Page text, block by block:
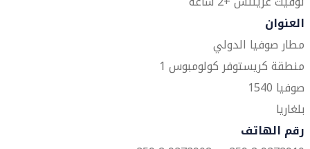
العنوان
مطار صوفيا الدولي
منطقة كريستوفر كولومبوس 1
صوفيا 1540
بلغاريا
رقم الهاتف